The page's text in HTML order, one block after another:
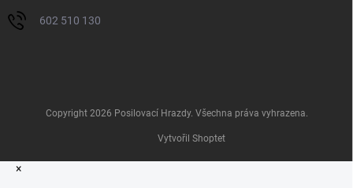
602 510 130
Vytvořil Shoptet
Copyright 2026 Posilovací Hrazdy. Všechna práva vyhrazena.
×